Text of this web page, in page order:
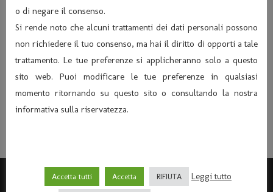
Presentazione del libro “El butin” Storie del
paese del coccodrillo – Dom 16/03/2008 – ore 17.30
La Compagnia LA TARTARUGA presenta “IL
PROFUMO DI MIA MOGLIE” – Sabato 12/04/2008 ore
o di negare il consenso.
Si rende noto che alcuni trattamenti dei dati personali possono
non richiedere il tuo consenso, ma hai il diritto di opporti a tale
trattamento. Le tue preferenze si applicheranno solo a questo
sito web. Puoi modificare le tue preferenze in qualsiasi
momento ritornando su questo sito o consultando la nostra
informativa sulla riservatezza.
Accetta tutti Accetta RIFIUTA Leggi tutto